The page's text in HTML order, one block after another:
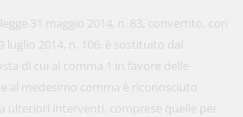
31 maggio 2014, n. 83, convertito, con
luglio 2014, n. 106, è sostituito dal
di cui al comma 1 in favore delle
al medesimo comma è riconosciuto
ulteriori interventi, comprese quelle per